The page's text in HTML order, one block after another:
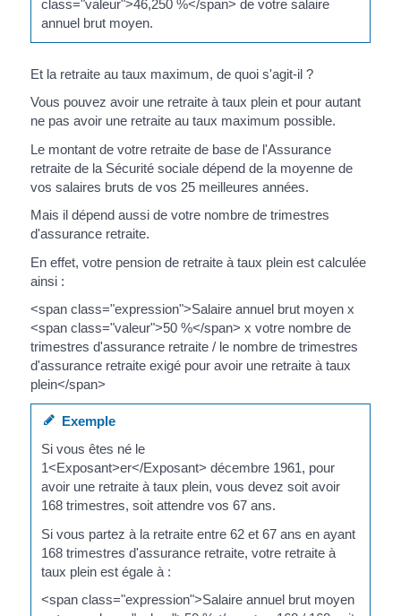
class="valeur">46,250 %</span> de votre salaire
annuel brut moyen.
Et la retraite au taux maximum, de quoi s'agit-il ?
Vous pouvez avoir une retraite à taux plein et pour autant
ne pas avoir une retraite au taux maximum possible.
Le montant de votre retraite de base de l'Assurance
retraite de la Sécurité sociale dépend de la moyenne de
vos salaires bruts de vos 25 meilleures années.
Mais il dépend aussi de votre nombre de trimestres
d'assurance retraite.
En effet, votre pension de retraite à taux plein est calculée
ainsi :
<span class="expression">Salaire annuel brut moyen x
<span class="valeur">50 %</span> x votre nombre de
trimestres d'assurance retraite / le nombre de trimestres
d'assurance retraite exigé pour avoir une retraite à taux
plein</span>
Exemple
Si vous êtes né le
1<Exposant>er</Exposant> décembre 1961, pour
avoir une retraite à taux plein, vous devez soit avoir
168 trimestres, soit attendre vos 67 ans.
Si vous partez à la retraite entre 62 et 67 ans en ayant
168 trimestres d'assurance retraite, votre retraite à
taux plein est égale à :
<span class="expression">Salaire annuel brut moyen